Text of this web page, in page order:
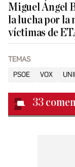
Miguel Ángel
la lucha por la
víctimas de
TEMAS
PSOE
VOX
33